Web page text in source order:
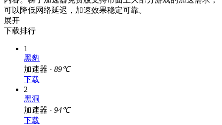
可以降低网络延迟，加速效果稳定可靠。
展开
下载排行
1
黑豹
加速器 · 89℃
下载
2
黑洞
加速器 · 94℃
下载